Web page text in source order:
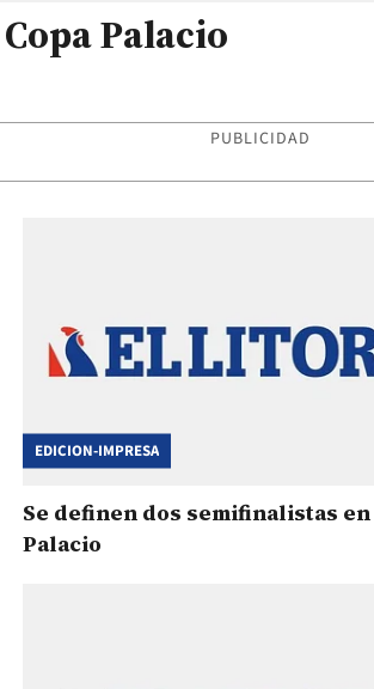
Palacio
PUBLICIDAD
EDICION-IMPRESA
Se definen dos semifinalistas en
Palacio